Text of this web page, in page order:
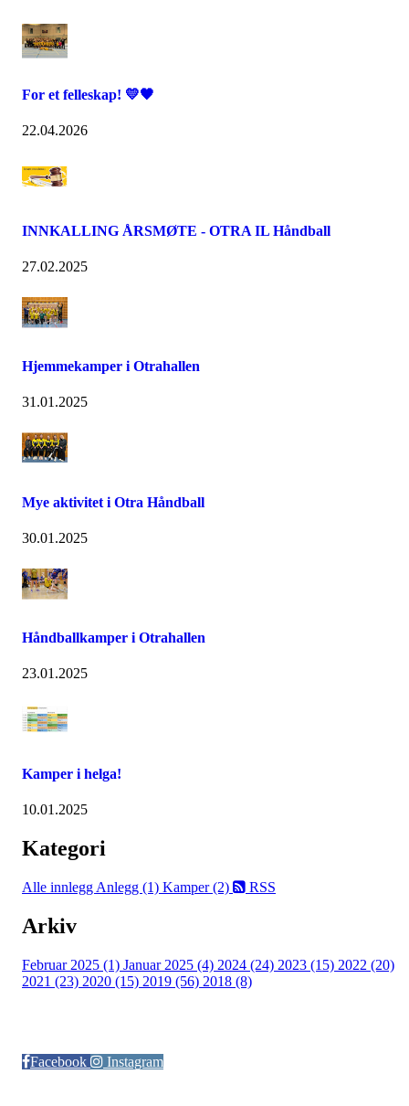
For et felleskap! 💛🖤
22.04.2026
INNKALLING ÅRSMØTE - OTRA IL Håndball
27.02.2025
Hjemmekamper i Otrahallen
31.01.2025
Mye aktivitet i Otra Håndball
30.01.2025
Håndballkamper i Otrahallen
23.01.2025
Kamper i helga!
10.01.2025
Kategori
Alle innlegg Anlegg (1) Kamper (2) RSS
Arkiv
Februar 2025 (1) Januar 2025 (4) 2024 (24) 2023 (15) 2022 (20)
2021 (23) 2020 (15) 2019 (56) 2018 (8)
Facebook
Instagram